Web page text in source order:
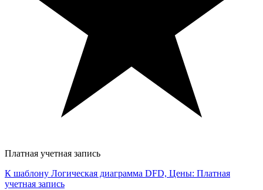
Платная учетная запись
К шаблону Логическая диаграмма DFD, Цены: Платная
учетная запись